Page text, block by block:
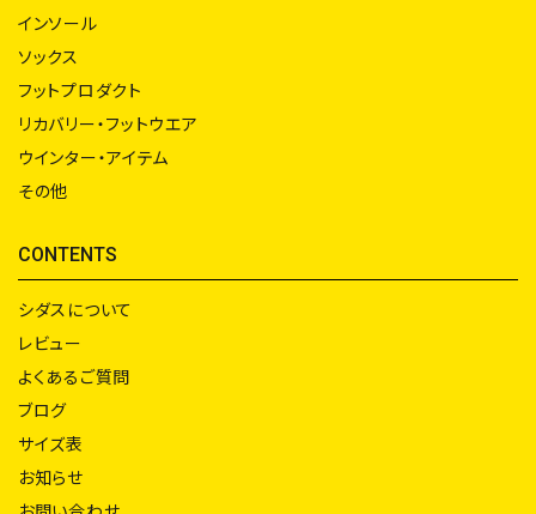
インソール
ソックス
フットプロダクト
リカバリー・フットウエア
ウインター・アイテム
その他
CONTENTS
シダスについて
レビュー
よくあるご質問
ブログ
サイズ表
お知らせ